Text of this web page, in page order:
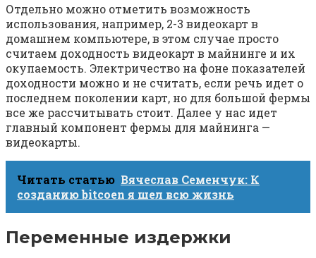
Отдельно можно отметить возможность
использования, например, 2-3 видеокарт в
домашнем компьютере, в этом случае просто
считаем доходность видеокарт в майнинге и их
окупаемость. Электричество на фоне показателей
доходности можно и не считать, если речь идет о
последнем поколении карт, но для большой фермы
все же рассчитывать стоит. Далее у нас идет
главный компонент фермы для майнинга —
видеокарты.
Читать статью Вячеслав Семенчук: К
созданию bitcoen я шел всю жизнь
Переменные издержки